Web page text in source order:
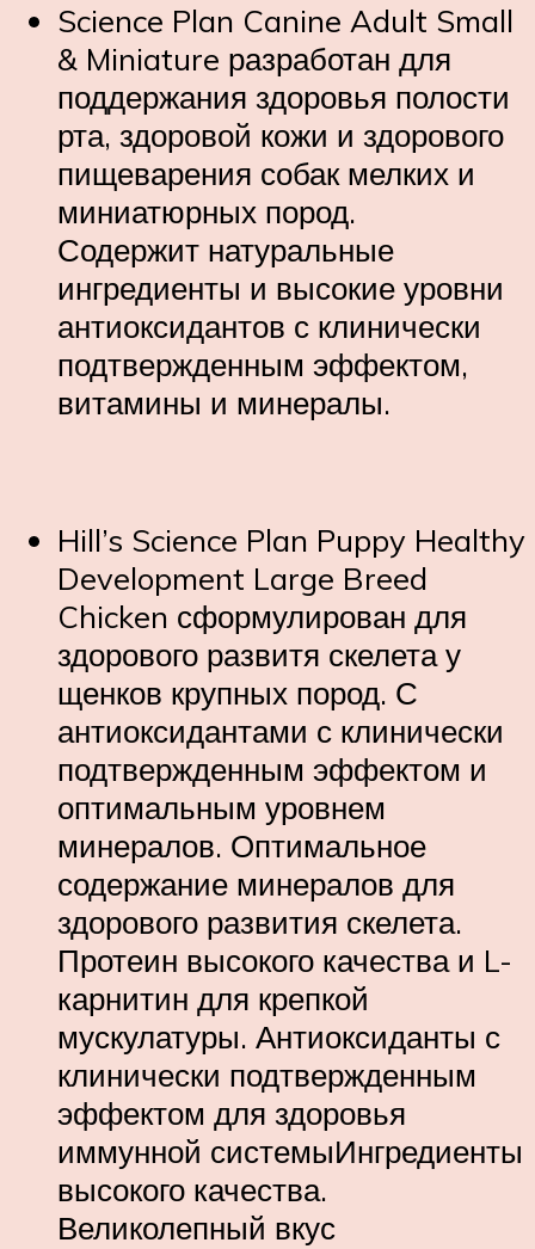
Science Plan Canine Adult Small
& Miniature разработан для
поддержания здоровья полости
рта, здоровой кожи и здорового
пищеварения собак мелких и
миниатюрных пород.
Содержит натуральные
ингредиенты и высокие уровни
антиоксидантов с клинически
подтвержденным эффектом,
витамины и минералы.
Hill’s Science Plan Puppy Healthy
Development Large Breed
Chicken сформулирован для
здорового развитя скелета у
щенков крупных пород. С
антиоксидантами с клинически
подтвержденным эффектом и
оптимальным уровнем
минералов. Оптимальное
содержание минералов для
здорового развития скелета.
Протеин высокого качества и L-
карнитин для крепкой
мускулатуры. Антиоксиданты с
клинически подтвержденным
эффектом для здоровья
иммунной системыИнгредиенты
высокого качества.
Великолепный вкус